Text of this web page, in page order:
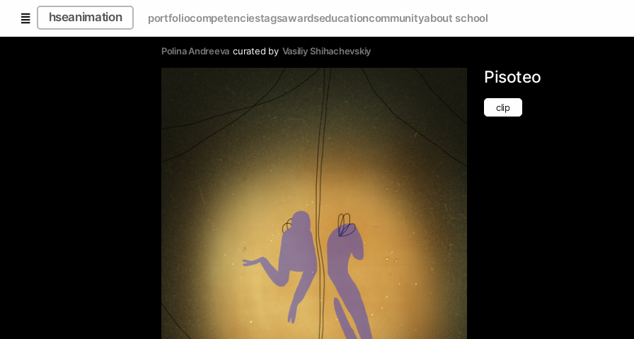
hseanimation portfoliocompetenciestagsawardseducationcommunityabout school
Polina Andreeva curated by Vasiliy Shihachevskiy
Pisoteo
clip